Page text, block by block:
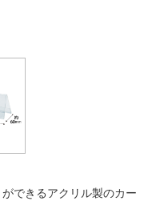
できるアクリル製のカー